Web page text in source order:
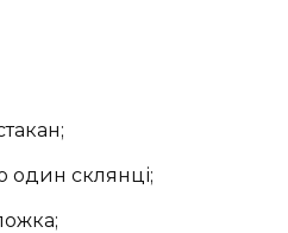
один склянці;